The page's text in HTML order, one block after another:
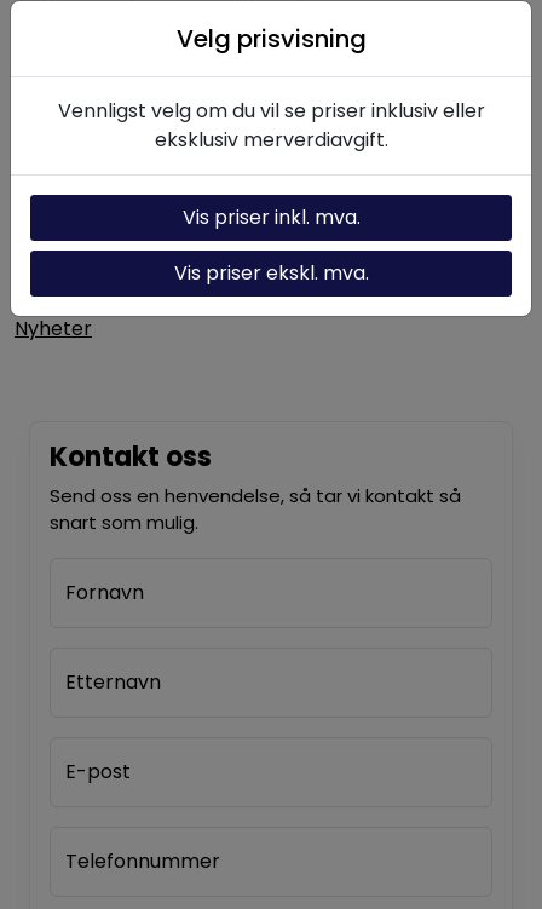
hydrauliske systemer.
Nyttige linker
Hydraulikk-kalkulator
Om oss
Nyheter
Kontakt oss
Send oss en henvendelse, så tar vi kontakt så
snart som mulig.
Fornavn
Etternavn
E-post
Telefonnummer
Velg prisvisning
Vennligst velg om du vil se priser inklusiv eller
eksklusiv merverdiavgift.
Vis priser inkl. mva.
Vis priser ekskl. mva.